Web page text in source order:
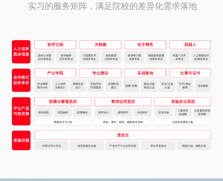
实习的服务矩阵，满足院校的差异化需求落地